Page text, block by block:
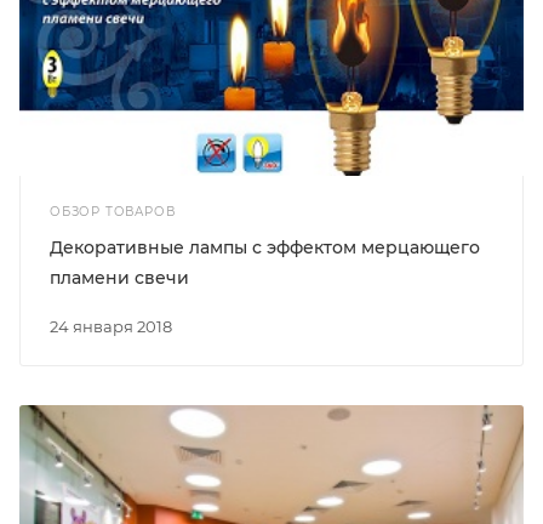
ОБЗОР ТОВАРОВ
24 января 2018
Декоративные лампы с эффектом мерцающего
пламени свечи